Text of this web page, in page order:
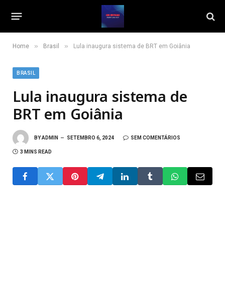
Home » Brasil » Lula inaugura sistema de BRT em Goiânia
BRASIL
Lula inaugura sistema de
BRT em Goiânia
BYADMIN SETEMBRO 6, 2024 SEM COMENTÁRIOS
3 MINS READ